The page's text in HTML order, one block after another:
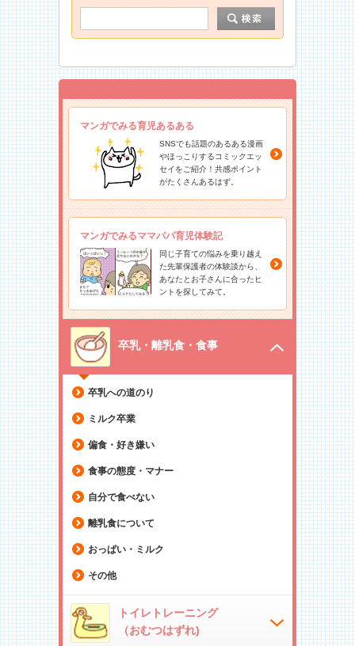
マンガでみる育児あるある
SNSでも話題のあるある漫画
やほっこりするコミックエッ
セイをご紹介！共感ポイント
がたくさんあるはず。
マンガでみるママパパ育児体験記
同じ子育ての悩みを乗り越え
た先輩保護者の体験談から、
あなたとお子さんに合ったヒ
ントを探してみて。
卒乳・離乳食・食事
卒乳への道のり
ミルク卒業
偏食・好き嫌い
食事の態度・マナー
自分で食べない
離乳食について
おっぱい・ミルク
その他
トイレトレーニング
（おむつはずれ)